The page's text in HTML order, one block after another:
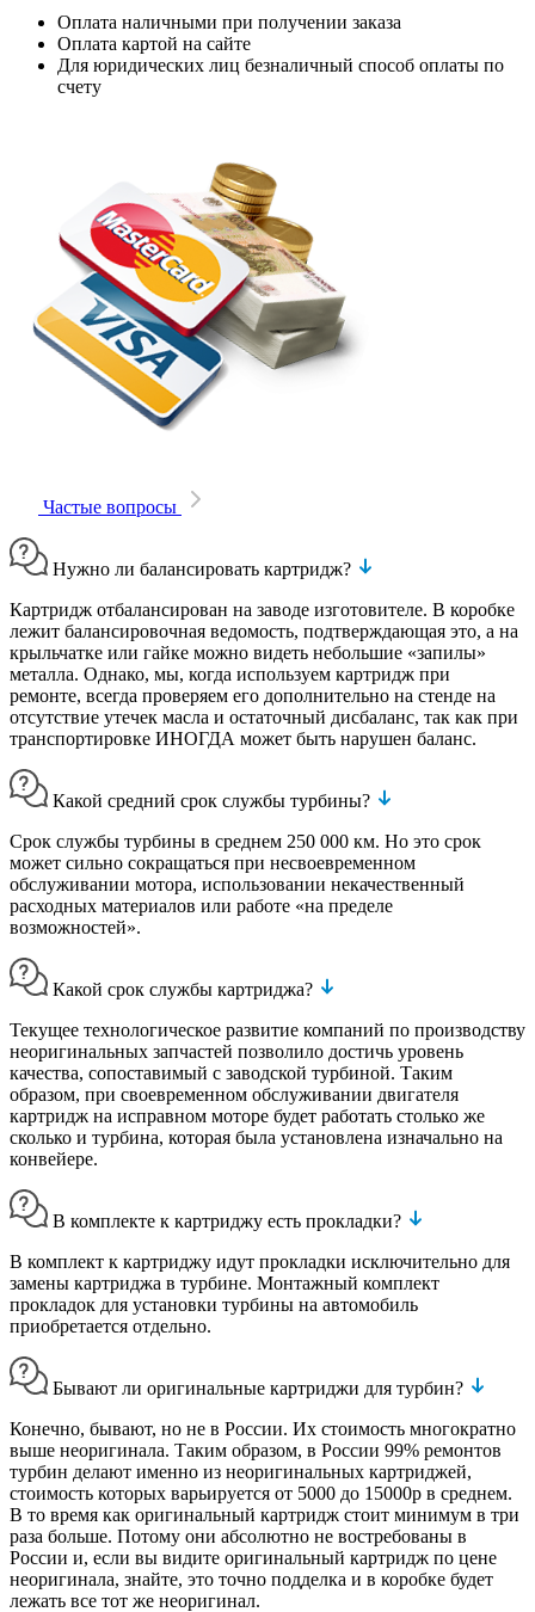
Оплата наличными при получении заказа
Оплата картой на сайте
Для юридических лиц безналичный способ оплаты по
счету
Частые вопросы
Нужно ли балансировать картридж?
Картридж отбалансирован на заводе изготовителе. В коробке
лежит балансировочная ведомость, подтверждающая это, а на
крыльчатке или гайке можно видеть небольшие «запилы»
металла. Однако, мы, когда используем картридж при
ремонте, всегда проверяем его дополнительно на стенде на
отсутствие утечек масла и остаточный дисбаланс, так как при
транспортировке ИНОГДА может быть нарушен баланс.
Какой средний срок службы турбины?
Срок службы турбины в среднем 250 000 км. Но это срок
может сильно сокращаться при несвоевременном
обслуживании мотора, использовании некачественный
расходных материалов или работе «на пределе
возможностей».
Какой срок службы картриджа?
Текущее технологическое развитие компаний по производству
неоригинальных запчастей позволило достичь уровень
качества, сопоставимый с заводской турбиной. Таким
образом, при своевременном обслуживании двигателя
картридж на исправном моторе будет работать столько же
сколько и турбина, которая была установлена изначально на
конвейере.
В комплекте к картриджу есть прокладки?
В комплект к картриджу идут прокладки исключительно для
замены картриджа в турбине. Монтажный комплект
прокладок для установки турбины на автомобиль
приобретается отдельно.
Бывают ли оригинальные картриджи для турбин?
Конечно, бывают, но не в России. Их стоимость многократно
выше неоригинала. Таким образом, в России 99% ремонтов
турбин делают именно из неоригинальных картриджей,
стоимость которых варьируется от 5000 до 15000р в среднем.
В то время как оригинальный картридж стоит минимум в три
раза больше. Потому они абсолютно не востребованы в
России и, если вы видите оригинальный картридж по цене
неоригинала, знайте, это точно подделка и в коробке будет
лежать все тот же неоригинал.